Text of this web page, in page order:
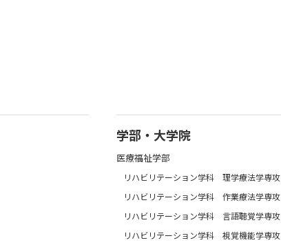
学部・大学院
医療福祉学部
リハビリテーション学科 理学療法学専攻
リハビリテーション学科 作業療法学専攻
リハビリテーション学科 言語聴覚学専攻
リハビリテーション学科 視覚機能学専攻